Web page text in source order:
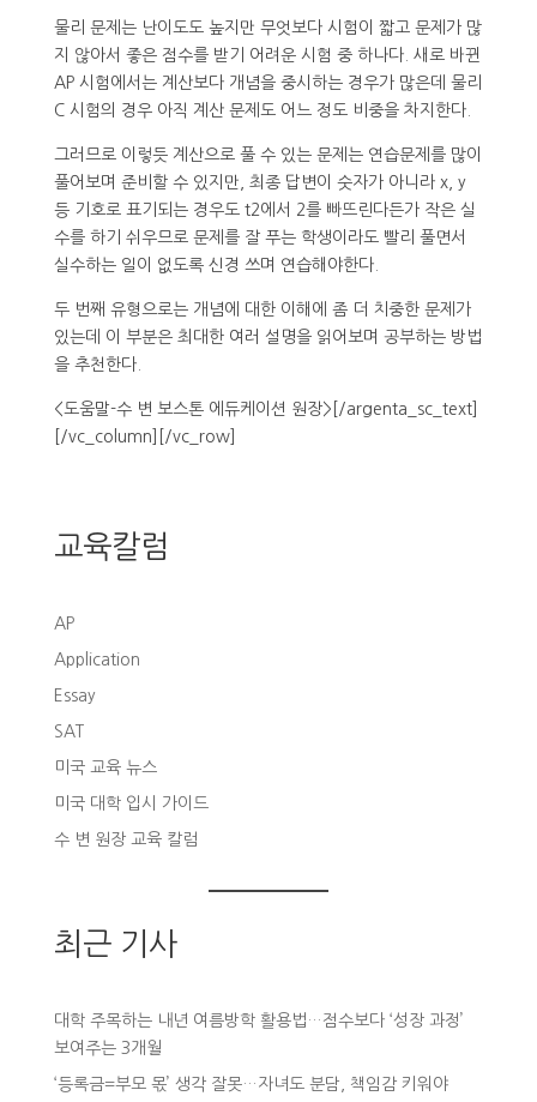
물리 문제는 난이도도 높지만 무엇보다 시험이 짧고 문제가 많
지 않아서 좋은 점수를 받기 어려운 시험 중 하나다. 새로 바뀐
AP 시험에서는 계산보다 개념을 중시하는 경우가 많은데 물리
C 시험의 경우 아직 계산 문제도 어느 정도 비중을 차지한다.
그러므로 이렇듯 계산으로 풀 수 있는 문제는 연습문제를 많이
풀어보며 준비할 수 있지만, 최종 답변이 숫자가 아니라 x, y
등 기호로 표기되는 경우도 t2에서 2를 빠뜨린다든가 작은 실
수를 하기 쉬우므로 문제를 잘 푸는 학생이라도 빨리 풀면서
실수하는 일이 없도록 신경 쓰며 연습해야한다.
두 번째 유형으로는 개념에 대한 이해에 좀 더 치중한 문제가
있는데 이 부분은 최대한 여러 설명을 읽어보며 공부하는 방법
을 추천한다.
<도움말-수 변 보스톤 에듀케이션 원장>[/argenta_sc_text]
[/vc_column][/vc_row]
교육칼럼
AP
Application
Essay
SAT
미국 교육 뉴스
미국 대학 입시 가이드
수 변 원장 교육 칼럼
최근 기사
대학 주목하는 내년 여름방학 활용법…점수보다 ‘성장 과정’
보여주는 3개월
‘등록금=부모 몫’ 생각 잘못…자녀도 분담, 책임감 키워야